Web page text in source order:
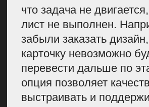
будут быстрее готовы давать
информацию, чем кто-то еще, они
в этом заинтересованы.
Внутренние эксперты
менее всё понятно. Но я бы